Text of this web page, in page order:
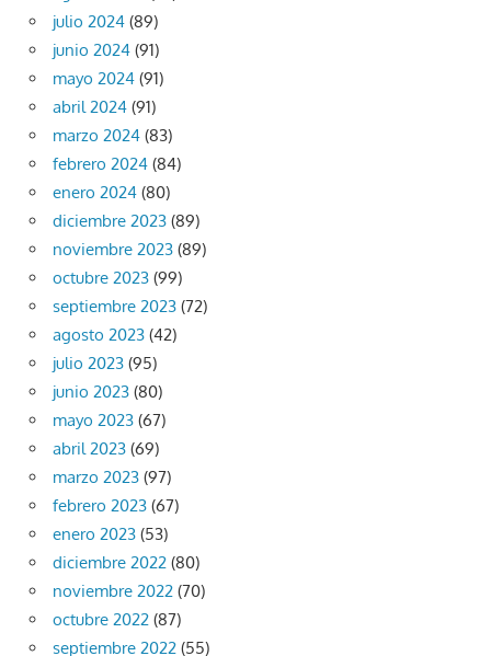
julio 2024 (89)
junio 2024 (91)
mayo 2024 (91)
abril 2024 (91)
marzo 2024 (83)
febrero 2024 (84)
enero 2024 (80)
diciembre 2023 (89)
noviembre 2023 (89)
octubre 2023 (99)
septiembre 2023 (72)
agosto 2023 (42)
julio 2023 (95)
junio 2023 (80)
mayo 2023 (67)
abril 2023 (69)
marzo 2023 (97)
febrero 2023 (67)
enero 2023 (53)
diciembre 2022 (80)
noviembre 2022 (70)
octubre 2022 (87)
septiembre 2022 (55)